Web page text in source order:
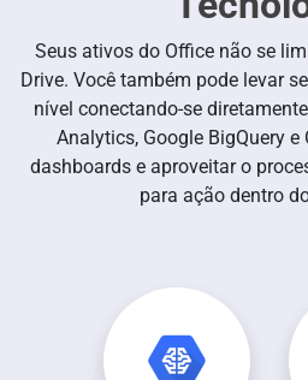
Seus ativos do Office não se
Drive. Você também pode levar
nível conectando-se
Analytics, Google BigQuery
dashboards e aproveitar o
para ação dentro